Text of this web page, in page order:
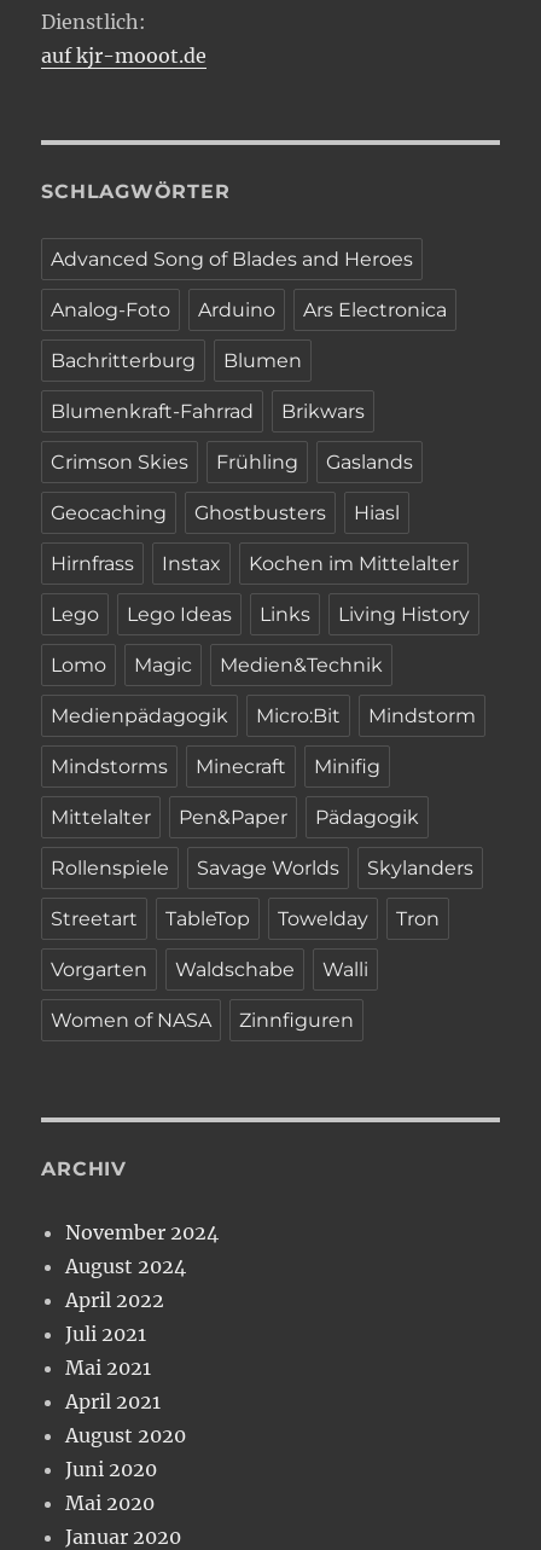
Dienstlich:
auf kjr-mooot.de
SCHLAGWÖRTER
Advanced Song of Blades and Heroes
Analog-Foto Arduino Ars Electronica
Bachritterburg Blumen
Blumenkraft-Fahrrad Brikwars
Crimson Skies Frühling Gaslands
Geocaching Ghostbusters Hiasl
Hirnfrass Instax Kochen im Mittelalter
Lego Lego Ideas Links Living History
Lomo Magic Medien&Technik
Medienpädagogik Micro:Bit Mindstorm
Mindstorms Minecraft Minifig
Mittelalter Pen&Paper Pädagogik
Rollenspiele Savage Worlds Skylanders
Streetart TableTop Towelday Tron
Vorgarten Waldschabe Walli
Women of NASA Zinnfiguren
ARCHIV
November 2024
August 2024
April 2022
Juli 2021
Mai 2021
April 2021
August 2020
Juni 2020
Mai 2020
Januar 2020